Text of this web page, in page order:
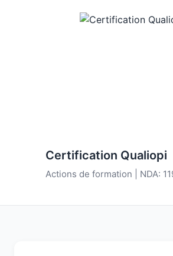
Certification Qualiopi
Actions de formation | NDA: